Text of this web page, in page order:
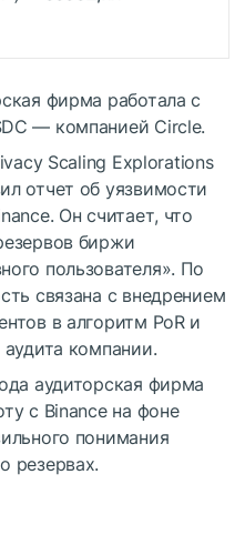
фирма работала с
— компанией Circle.
Scaling Explorations
отчет об уязвимости
Он считает, что
биржи
пользователя». По
связана с внедрением
в алгоритм PoR и
аудита компании.
аудиторская фирма
с Binance на фоне
понимания
резервах.